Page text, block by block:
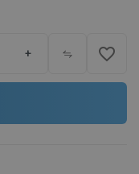
+ favorite_border